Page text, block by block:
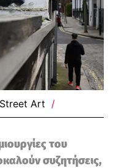
Street Art /
του
συζητήσεις,